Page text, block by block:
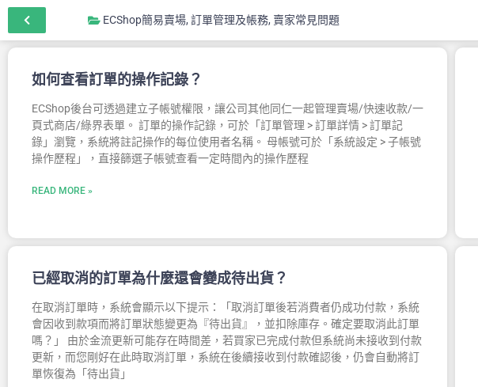
如何查看訂單的操作記錄？
ECShop後台可透過建立子帳號權限，讓公司其他同仁一起管理賣場/快速收款/一
頁式商店/綠界表單。 訂單的操作記錄，可於「訂單管理 > 訂單詳情 > 訂單記
錄」瀏覽，系統將註記操作的每位使用者名稱。 母帳號可於「系統設定 > 子帳號
操作歷程」，直接篩選子帳號查看一定時間內的操作歷程
READ MORE »
已經取消的訂單為什麼還會變成待出貨？
在取消訂單時，系統會顯示以下提示：「取消訂單後若消費者仍成功付款，系統
會因收到款項而將訂單狀態變更為『待出貨』，並扣除庫存。確定要取消此訂單
嗎？」 由於金流更新可能存在時間差，若買家已完成付款但系統尚未接收到付款
更新，而您剛好在此時取消訂單，系統在後續接收到付款確認後，仍會自動將訂
單恢復為「待出貨」
ECShop簡易賣場,訂單管理及帳務, 賣家常見問題